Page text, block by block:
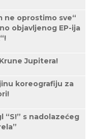
ne oprostimo sve“
objavljenog EP-ija
Jupitera!
koreografiju za
s nadolazećeg